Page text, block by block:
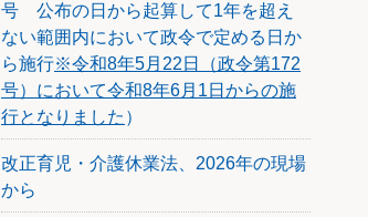
号 公布の日から起算して1年を超え
ない範囲内において政令で定める日か
ら施行※令和8年5月22日（政令第172
号）において令和8年6月1日からの施
行となりました ）
改正育児・介護休業法、2026年の現場
から